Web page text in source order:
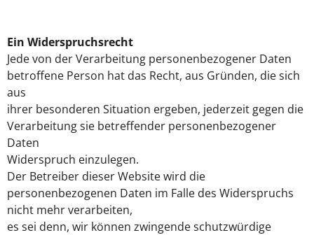
Ein Widerspruchsrecht
Jede von der Verarbeitung personenbezogener Daten
betroffene Person hat das Recht, aus Gründen, die sich
aus
ihrer besonderen Situation ergeben, jederzeit gegen die
Verarbeitung sie betreffender personenbezogener
Daten
Widerspruch einzulegen.
Der Betreiber dieser Website wird die
personenbezogenen Daten im Falle des Widerspruchs
nicht mehr verarbeiten,
es sei denn, wir können zwingende schutzwürdige